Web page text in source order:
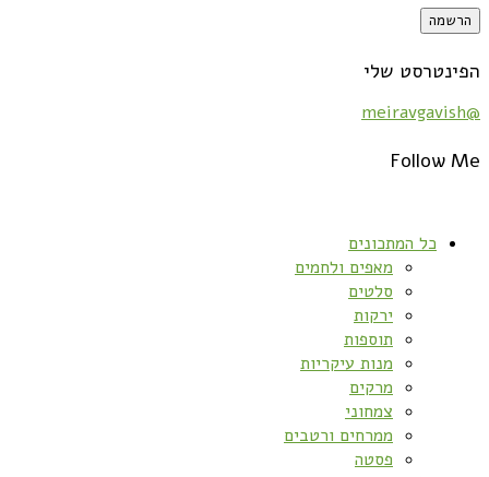
הפינטרסט שלי
@meiravgavish
Follow Me
כל המתכונים
מאפים ולחמים
סלטים
ירקות
תוספות
מנות עיקריות
מרקים
צמחוני
ממרחים ורטבים
פסטה